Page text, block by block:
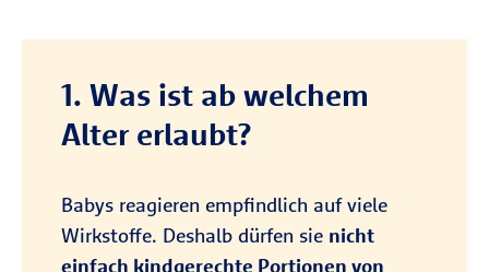
1. Was ist ab welchem
Alter erlaubt?
Babys reagieren empfindlich auf viele
Wirkstoffe. Deshalb dürfen sie nicht
einfach kindgerechte Portionen von